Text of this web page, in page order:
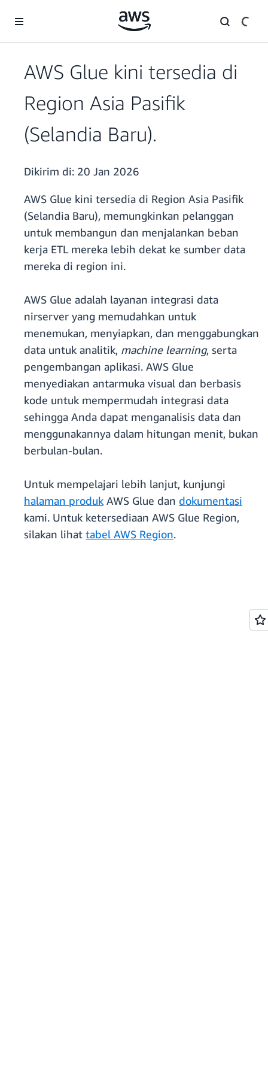
AWS Glue kini tersedia di
Region Asia Pasifik
(Selandia Baru).
Dikirim di: 20 Jan 2026
AWS Glue kini tersedia di Region Asia Pasifik
(Selandia Baru), memungkinkan pelanggan
untuk membangun dan menjalankan beban
kerja ETL mereka lebih dekat ke sumber data
mereka di region ini.
AWS Glue adalah layanan integrasi data
nirserver yang memudahkan untuk
menemukan, menyiapkan, dan menggabungkan
data untuk analitik, machine learning, serta
pengembangan aplikasi. AWS Glue
menyediakan antarmuka visual dan berbasis
kode untuk mempermudah integrasi data
sehingga Anda dapat menganalisis data dan
menggunakannya dalam hitungan menit, bukan
berbulan-bulan.
Untuk mempelajari lebih lanjut, kunjungi
halaman produk AWS Glue dan dokumentasi
kami. Untuk ketersediaan AWS Glue Region,
silakan lihat tabel AWS Region.